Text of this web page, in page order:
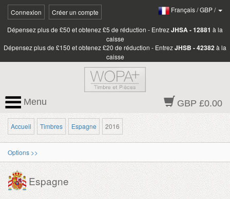
Connexion Créer un compte Français/GBP/
Dépensez plus de £50 et obtenez £5 de réduction - EntrezJHSA - 12881 à la
caisse
Dépensez plus de £150 et obtenez £20 de réduction - EntrezJHSB - 42382à la
caisse
GBP £0.00
Menu
Accueil Timbres Espagne 2016
Options >>
Espagne